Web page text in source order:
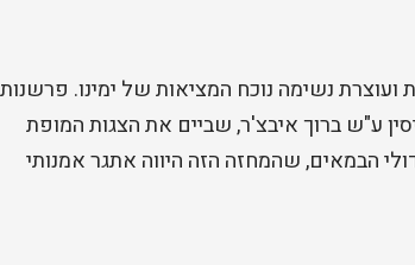
נשימה נוכח המציאות של ימינו.
ע"ש ברוך איבצ'ר, שביים את הצגות המופת
הבמאים, שהמחזה הזה היווה אתגר אמנותי